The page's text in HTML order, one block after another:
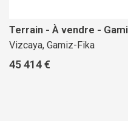
Terrain - À vendre -
Vizcaya, Gamiz-Fika
45 414 €